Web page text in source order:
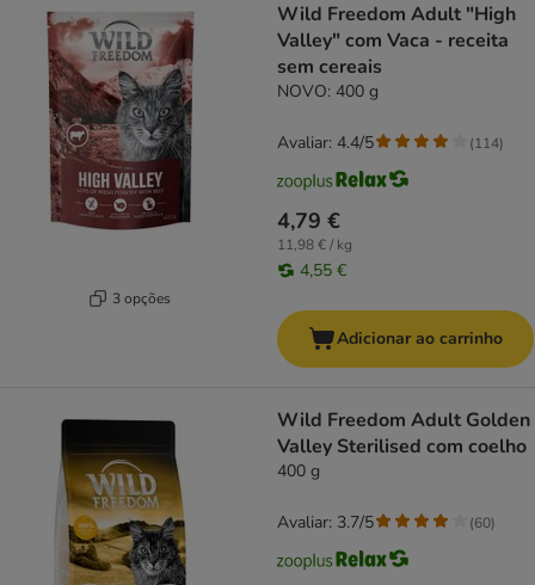
3 opções
Wild Freedom Adult "High
Valley" com Vaca - receita
sem cereais
NOVO: 400 g
4,79 €
11,98 € / kg
4,55 €
Avaliar: 4.4/5 (114)
Adicionar ao carrinho
Wild Freedom Adult Golden
Valley Sterilised com coelho
400 g
Avaliar: 3.7/5 (60)